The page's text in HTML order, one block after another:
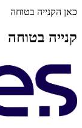
כאן הקנייה בטוחה
קנייה בטוחה